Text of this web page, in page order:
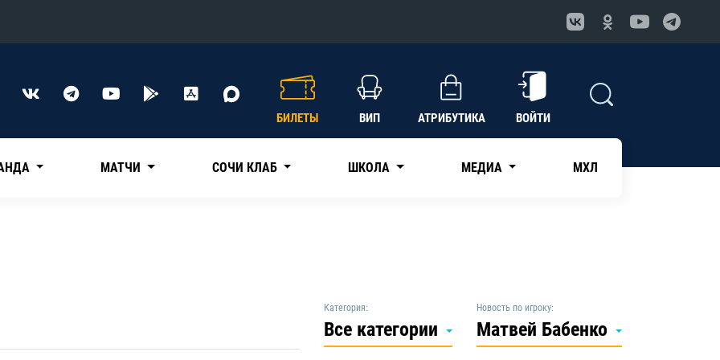
Конференция «Восток»
КХЛ
БИЛЕТЫ ВИП АТРИБУТИКА ВОЙТИ
МАТЧИ СОЧИ КЛАБ ШКОЛА МЕДИА МХЛ
Категория:
Все категории
Новость по игроку:
Матвей Бабенко